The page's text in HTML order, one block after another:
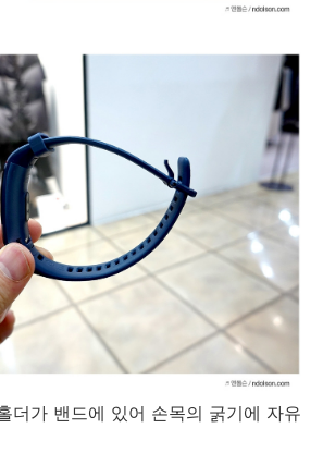
더가 밴드에 있어 손목의 굵기에 자유